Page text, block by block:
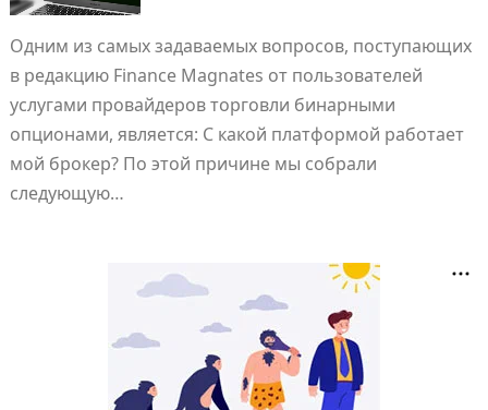
Одним из самых задаваемых вопросов, поступающих
в редакцию Finance Magnates от пользователей
услугами провайдеров торговли бинарными
опционами, является: С какой платформой работает
мой брокер? По этой причине мы собрали
следующую…